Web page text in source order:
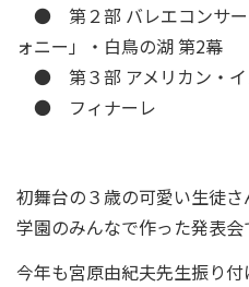
● 第２部 バレエコンサー
ォニー」・白鳥の湖 第2幕
● 第３部 アメリカン・イ
● フィナーレ
初舞台の３歳の可愛い生徒
学園のみんなで作った発表会
今年も宮原由紀夫先生振り